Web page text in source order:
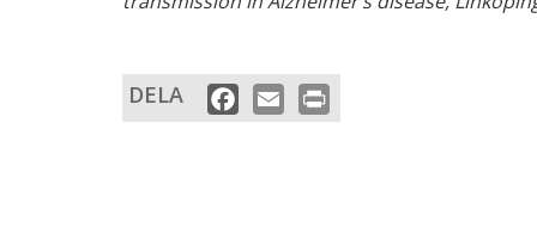
DELA Facebook
Email